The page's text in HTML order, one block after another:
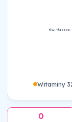
Kw. tłuszcz.
Witaminy
0